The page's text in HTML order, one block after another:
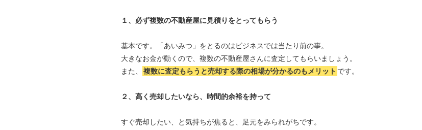
１、必ず複数の不動産屋に見積り をとってもらう
基本です。「あいみつ」をとるのはビジネスでは当たり前の事。
大きなお金が動くので、複数の不動産屋さんに査定してもらいましょう。
また、
複数に査定もらうと売却する際の相場が分かるのもメリット です。
２、高く売却したいなら、時間的余裕を持って
すぐ売却したい、と気持ちが焦ると、足元をみられがちです。